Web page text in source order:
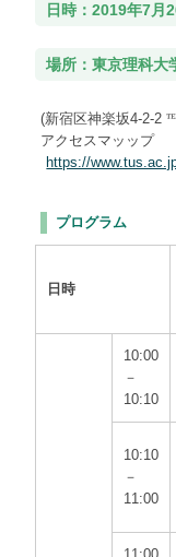
日時：2019年7月
場所：東京理科大
(新宿区神楽坂4-2-2
アクセスマッップ
https://
プログラム
日時
10:00
－
10:10
10:10
－
11:00